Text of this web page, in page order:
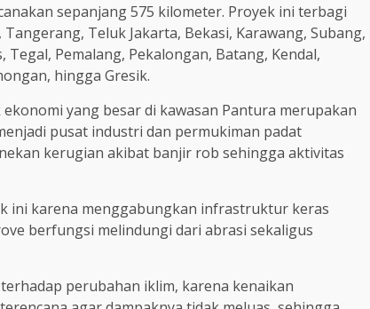
sepanjang 575 kilometer. Proyek ini terbagi
Teluk Jakarta, Bekasi, Karawang, Subang,
Pemalang, Pekalongan, Batang, Kendal,
hingga Gresik.
yang besar di kawasan Pantura merupakan
pusat industri dan permukiman padat
kerugian akibat banjir rob sehingga aktivitas
ini karena menggabungkan infrastruktur keras
berfungsi melindungi dari abrasi sekaligus
perubahan iklim, karena kenaikan